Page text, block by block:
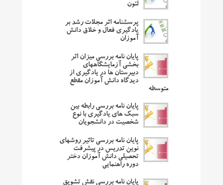
لئون
پرسشنامه اثر مجلات رشد بر
یادگیری فعال و خلاق دانش
آموزان
پایان نامه بررسی میزان اثر
بخشی آزمایشگاههای
دبیرستان ها در یادگیری از
دیدگاه دانش آموزان مقطع
متوسطه
پایان نامه بررسی رابطه بین
سبک های یادگیری با نوع
شخصیت در دانشجویان
پایان نامه بررسی تاثیر روشهای
نوین تدریس در پیشرفت
تحصیلی دانش آموزان دختر
دوره راهنمایی
پایان نامه بررسی نقش تشویق